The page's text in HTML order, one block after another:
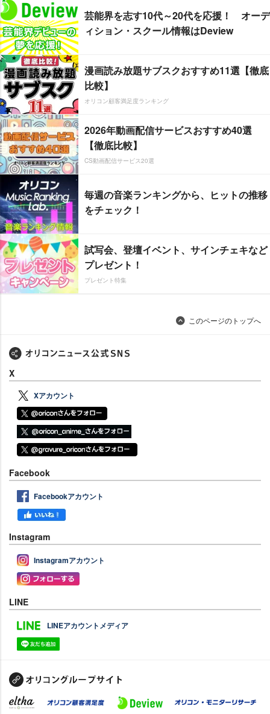
芸能界を志す10代～20代を応援！ オーデ
ィション・スクール情報はDeview
漫画読み放題サブスクおすすめ11選【徹底
比較】
オリコン顧客満足度ランキング
2026年動画配信サービスおすすめ40選
【徹底比較】
CS動画配信サービス20選
毎週の音楽ランキングから、ヒットの推移
をチェック！
試写会、登壇イベント、サインチェキなど
プレゼント！
プレゼント特集
このページのトップへ
X
Xアカウント
Facebook
Facebookアカウント
Instagram
Instagramアカウント
LINE
LINEアカウントメディア